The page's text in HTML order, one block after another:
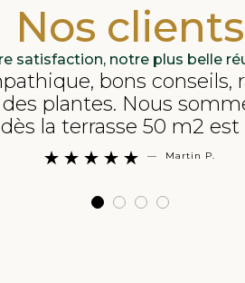
Nos clients
satisfaction, notre plus belle
bons conseils,
plantes. Nous
la terrasse 50 m2
     — Martin P.